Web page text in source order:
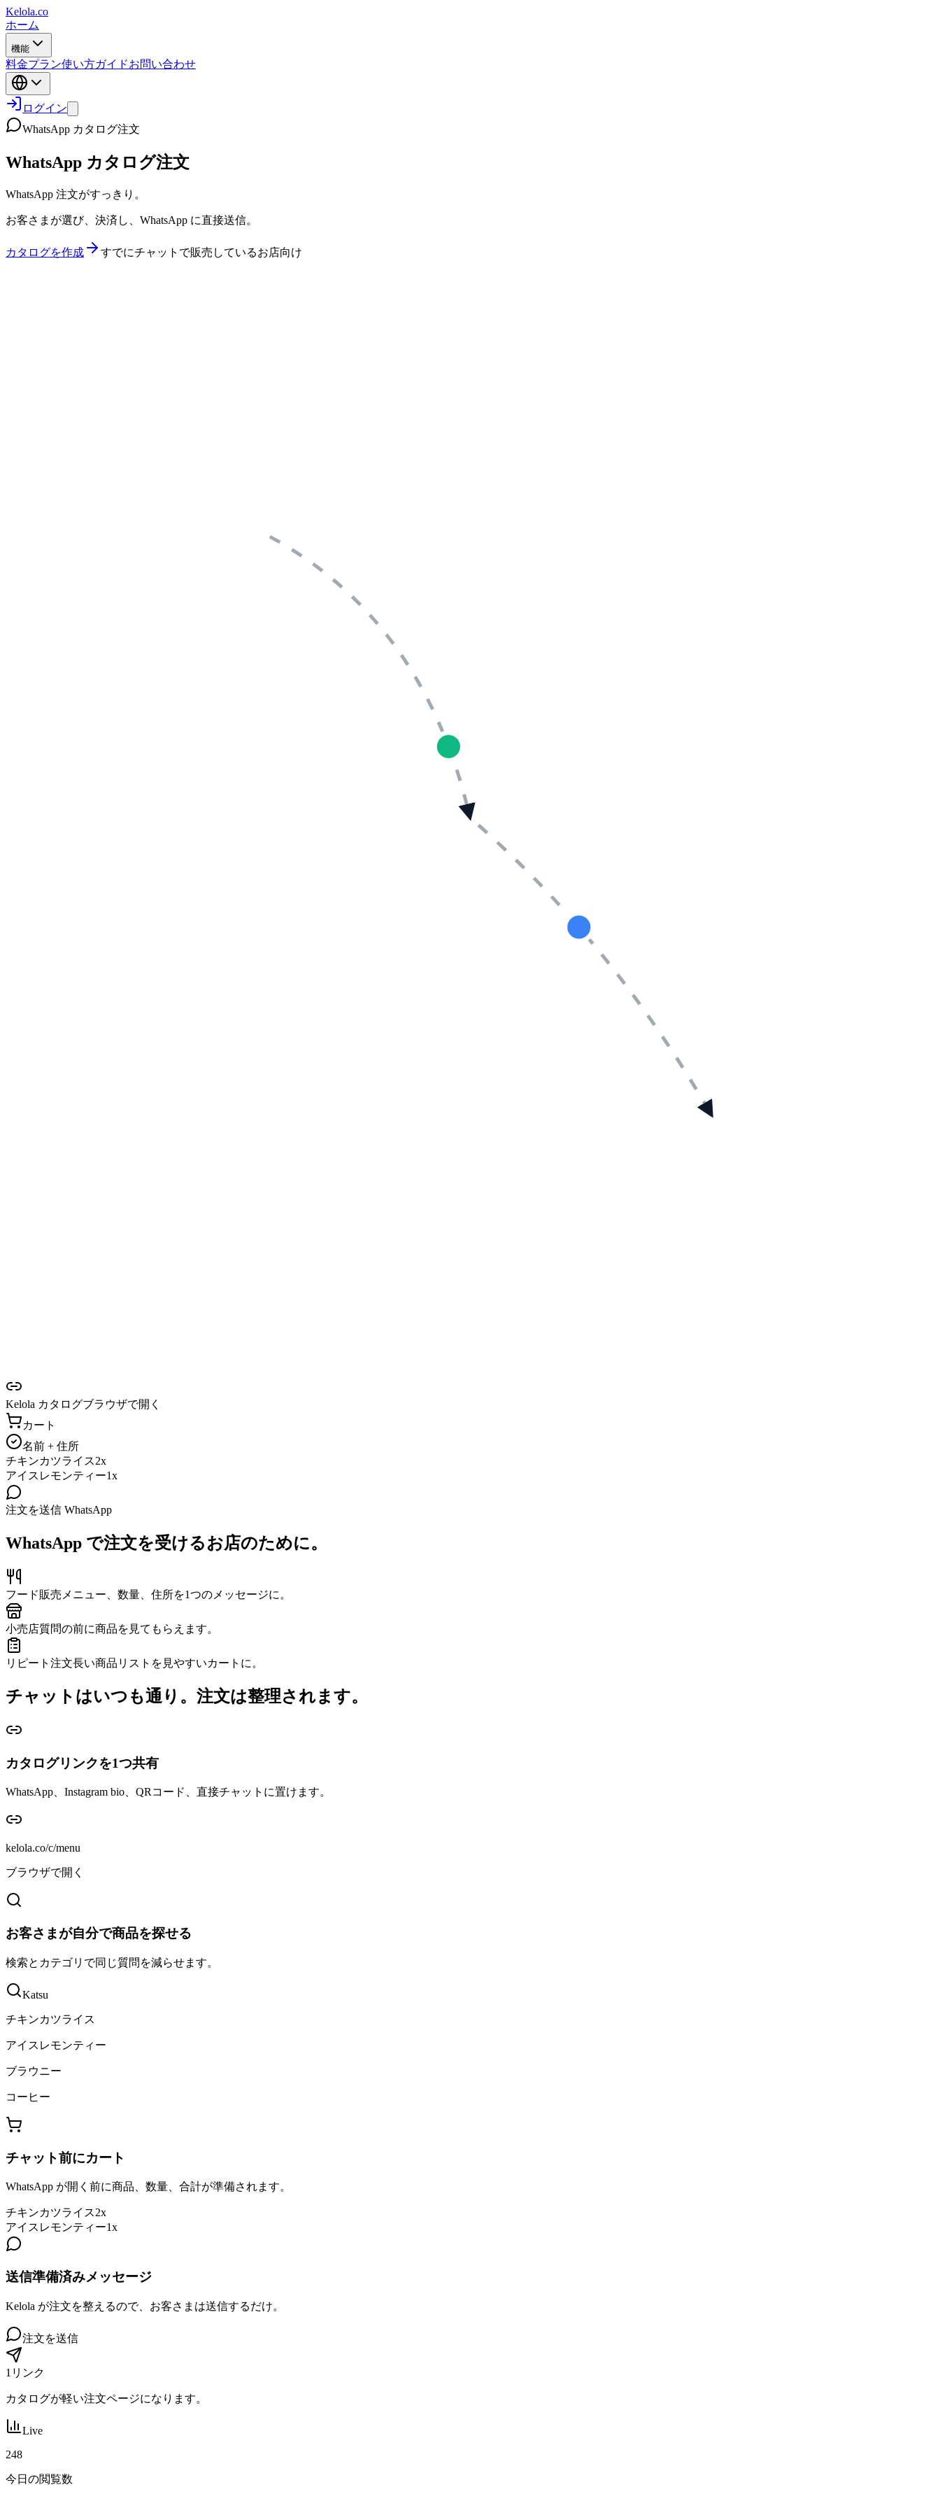
Kelola.co
ホーム
機能
料金プラン使い方ガイドお問い合わせ
ログイン
WhatsApp カタログ注文
WhatsApp カタログ注文
WhatsApp 注文がすっきり。
お客さまが選び、決済し、WhatsApp に直接送信。
カタログを作成 すでにチャットで販売しているお店向け
Kelola カタログブラウザで開く
カート
名前 + 住所
チキンカツライス2x
アイスレモンティー1x
注文を送信 WhatsApp
WhatsApp で注文を受けるお店のために。
フード販売 メニュー、数量、住所を1つのメッセージに。
小売店質問の前に商品を見てもらえます。
リピート注文長い商品リストを見やすいカートに。
チャットはいつも通り。注文は整理されます。
カタログリンクを1つ共有
WhatsApp、Instagram bio、QRコード、直接チャットに置けます。
kelola.co/c/menu
ブラウザで開く
お客さまが自分で商品を探せる
検索とカテゴリで同じ質問を減らせます。
Katsu
チキンカツライス
アイスレモンティー
ブラウニー
コーヒー
チャット前にカート
WhatsApp が開く前に商品、数量、合計が準備されます。
チキンカツライス2x
アイスレモンティー1x
送信準備済みメッセージ
Kelola が注文を整えるので、お客さまは送信するだけ。
注文を送信
1リンク
カタログが軽い注文ページになります。
Live
248
今日の閲覧数